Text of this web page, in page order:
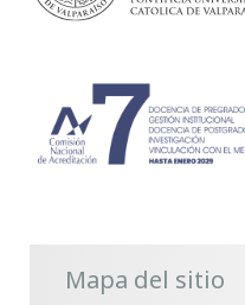
Mapa del sitio